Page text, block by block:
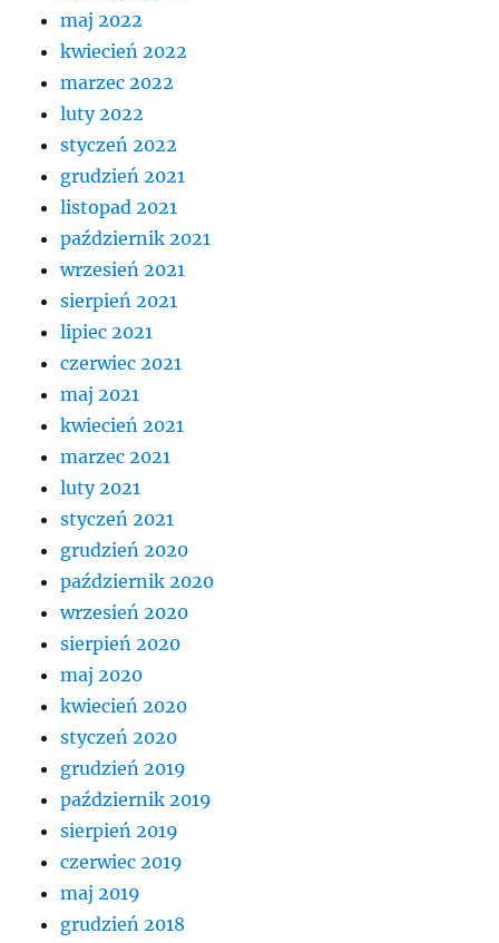
maj 2022
kwiecień 2022
marzec 2022
luty 2022
styczeń 2022
grudzień 2021
listopad 2021
październik 2021
wrzesień 2021
sierpień 2021
lipiec 2021
czerwiec 2021
maj 2021
kwiecień 2021
marzec 2021
luty 2021
styczeń 2021
grudzień 2020
październik 2020
wrzesień 2020
sierpień 2020
maj 2020
kwiecień 2020
styczeń 2020
grudzień 2019
październik 2019
sierpień 2019
czerwiec 2019
maj 2019
grudzień 2018